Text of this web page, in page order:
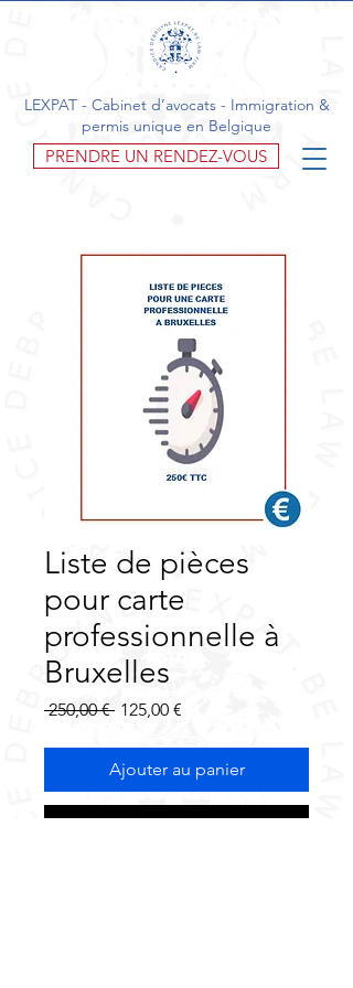
PRENDRE UN RENDEZ-VOUS
LEXPAT - Cabinet d’avocats - Immigration &
permis unique en Belgique
Liste de pièces
pour carte
professionnelle à
Bruxelles
250,00 € Prix
125,00 €
Ajouter au panier